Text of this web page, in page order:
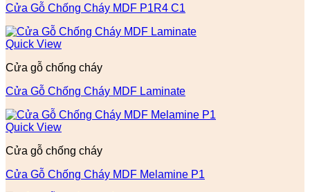
Cửa Gỗ Chống Cháy MDF P1R4 C1
Quick View
Cửa gỗ chống cháy
Cửa Gỗ Chống Cháy MDF Laminate
Quick View
Cửa gỗ chống cháy
Cửa Gỗ Chống Cháy MDF Melamine P1